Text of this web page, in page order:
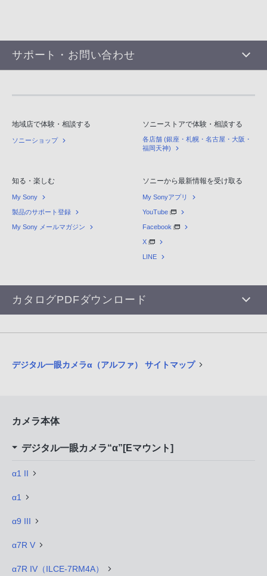
サポート・お問い合わせ
地域店で体験・相談する
ソニーショップ
ソニーストアで体験・相談する
各店舗 (銀座・札幌・名古屋・大阪・
福岡天神)
知る・楽しむ
My Sony
製品のサポート登録
My Sony メールマガジン
ソニーから最新情報を受け取る
My Sonyアプリ
YouTube
Facebook
X
LINE
カタログPDFダウンロード
デジタル一眼カメラα（アルファ） サイトマップ
カメラ本体
デジタル一眼カメラ“α”[Eマウント]
α1 II
α1
α9 III
α7R V
α7R IV（ILCE-7RM4A）